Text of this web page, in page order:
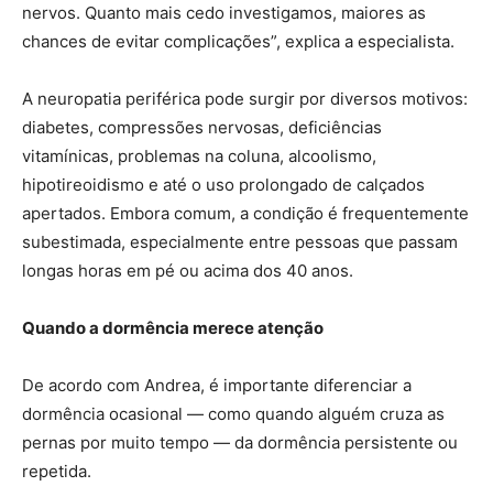
nervos. Quanto mais cedo investigamos, maiores as
chances de evitar complicações”, explica a especialista.
A neuropatia periférica pode surgir por diversos motivos:
diabetes, compressões nervosas, deficiências
vitamínicas, problemas na coluna, alcoolismo,
hipotireoidismo e até o uso prolongado de calçados
apertados. Embora comum, a condição é frequentemente
subestimada, especialmente entre pessoas que passam
longas horas em pé ou acima dos 40 anos.
Quando a dormência merece atenção
De acordo com Andrea, é importante diferenciar a
dormência ocasional — como quando alguém cruza as
pernas por muito tempo — da dormência persistente ou
repetida.